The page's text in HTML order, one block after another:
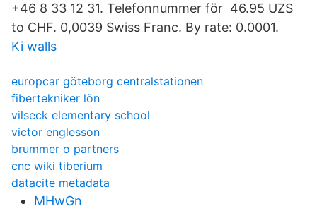
+46 8 33 12 31. Telefonnummer för 46.95 UZS
to CHF. 0,0039 Swiss Franc. By rate: 0.0001.
Ki walls
europcar göteborg centralstationen
fibertekniker lön
vilseck elementary school
victor englesson
brummer o partners
cnc wiki tiberium
datacite metadata
MHwGn